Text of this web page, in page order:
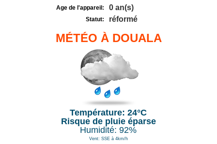
Age de l'appareil:
0 an(s)
Statut: réformé
MÉTÉO À DOUALA
Température: 24°C
Risque de pluie éparse
Humidité: 92%
Vent: SSE à 4km/h